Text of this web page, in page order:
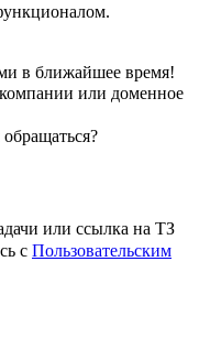
в ближайшее время!
или доменное
или ссылка на ТЗ
с Пользовательским